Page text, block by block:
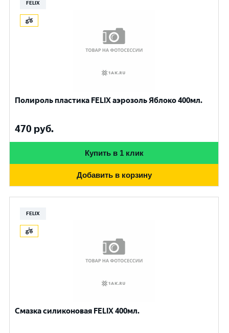
FELIX
Полироль пластика FELIX аэрозоль Яблоко 400мл.
470 руб.
Купить в 1 клик
Добавить в корзину
FELIX
Смазка силиконовая FELIX 400мл.